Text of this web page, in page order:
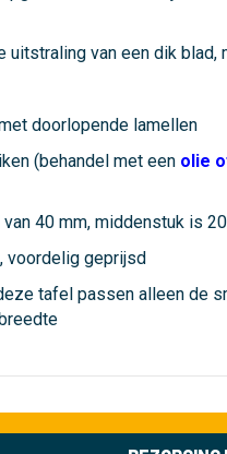
uitstraling van een dik blad,
doorlopende lamellen
(behandel met een olie
40 mm, middenstuk is
voordelig geprijsd
tafel passen alleen de